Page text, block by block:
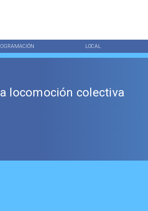
LOCAL
locomoción colectiva